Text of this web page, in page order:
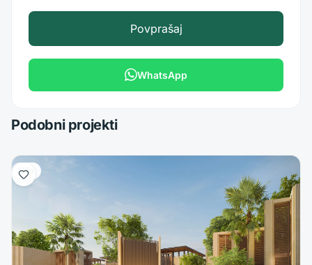
Povprašaj
WhatsApp
Podobni projekti
Vila